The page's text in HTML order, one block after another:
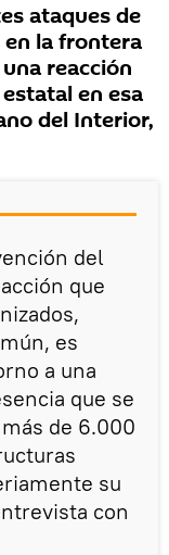
ataques de
la frontera
reacción
en esa
del Interior,
del
que
es
a una
que se
de 6.000
su
con